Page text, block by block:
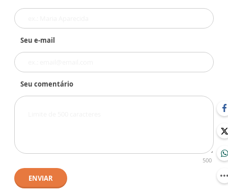
Seu e-mail
Seu comentário
500
ENVIAR